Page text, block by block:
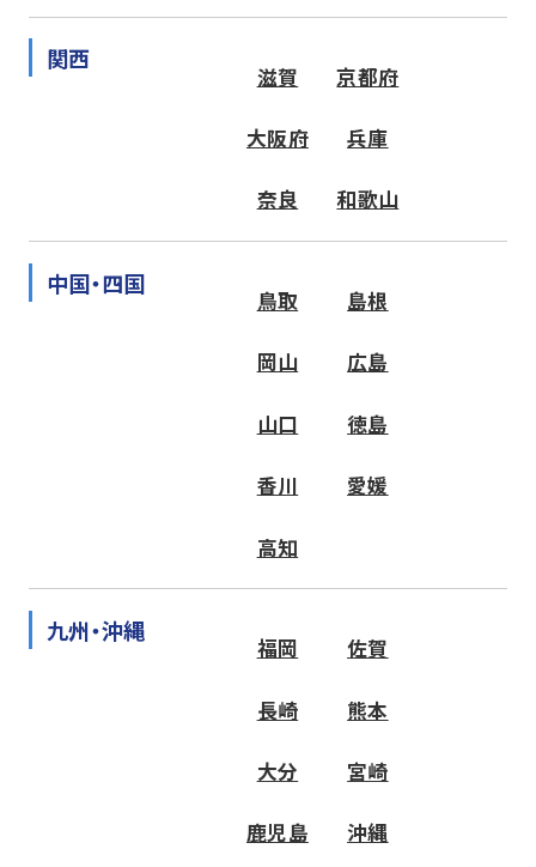
関西
滋賀 京都府
大阪府 兵庫
奈良 和歌山
中国・四国
鳥取 島根
岡山 広島
山口 徳島
香川 愛媛
高知
九州・沖縄
福岡 佐賀
長崎 熊本
大分 宮崎
鹿児島 沖縄